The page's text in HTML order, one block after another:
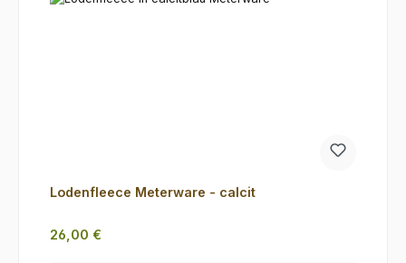
Lodenfleece Meterware - calcit
Regulärer Preis:
26,00 €